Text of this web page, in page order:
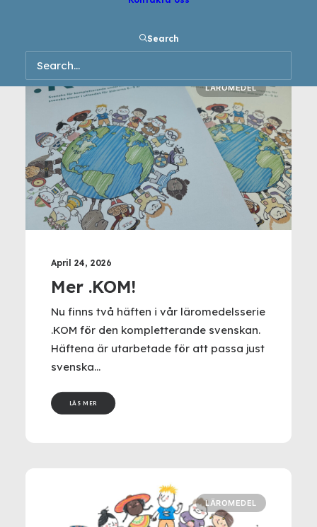
Search
LÄROMEDEL
April 24, 2026
Mer .KOM!
Nu finns två häften i vår läromedelsserie
.KOM för den kompletterande svenskan.
Häftena är utarbetade för att passa just
svenska…
LÄS MER
LÄROMEDEL